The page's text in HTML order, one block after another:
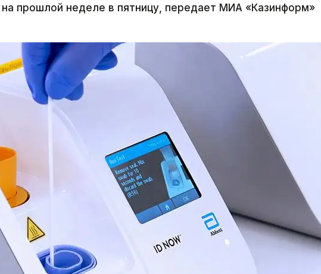
прошлой неделе в пятницу, передает МИА «Казинформ»